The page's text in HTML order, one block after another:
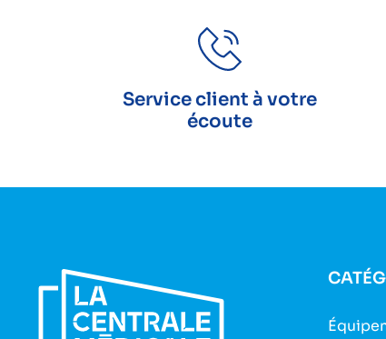
Service client à votre
écoute